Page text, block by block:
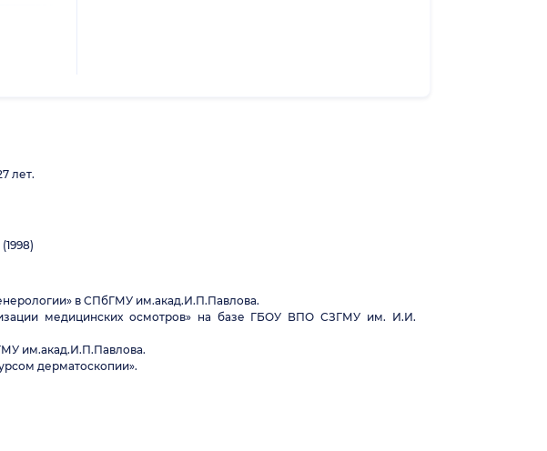
лет.
в СПбГМУ им.акад.И.П.Павлова.
медицинских осмотров» на базе ГБОУ ВПО СЗГМУ им. И.И.
им.акад.И.П.Павлова.
дерматоскопии».